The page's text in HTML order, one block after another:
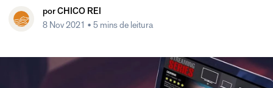
por CHICO REI
8 Nov 2021 • 5 mins de leitura